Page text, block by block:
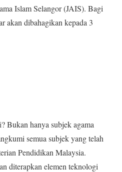
Islam Selangor (JAIS). Bagi
akan dibahagikan kepada 3
Bukan hanya subjek agama
semua subjek yang telah
Pendidikan Malaysia.
diterapkan elemen teknologi